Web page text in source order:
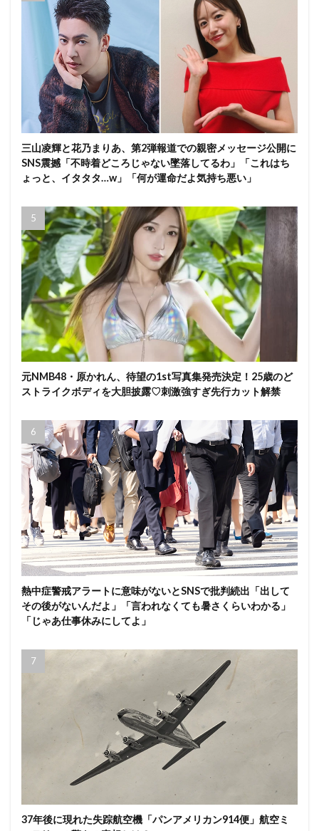
三山凌輝と花乃まりあ、第2弾報道での親密メッセージ公開に
SNS震撼「不時着どころじゃない墜落してるわ」「これはち
ょっと、イタタタ…w」「何が運命だよ気持ち悪い」
元NMB48・原かれん、待望の1st写真集発売決定！25歳のど
ストライクボディを大胆披露♡刺激強すぎ先行カット解禁
熱中症警戒アラートに意味がないとSNSで批判続出「出して
その後がないんだよ」「言われなくても暑さくらいわかる」
「じゃあ仕事休みにしてよ」
37年後に現れた失踪航空機「パンアメリカン914便」航空ミ